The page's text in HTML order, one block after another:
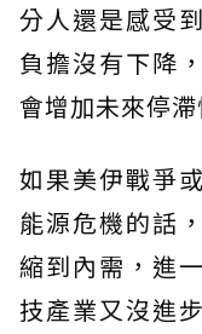
分人還是感受
負擔沒有下降
會增加未來停
如果美伊戰爭
能源危機的話
縮到內需，進
技產業又沒進